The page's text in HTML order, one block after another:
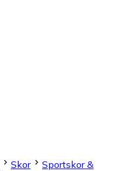
Skor
Sportskor &